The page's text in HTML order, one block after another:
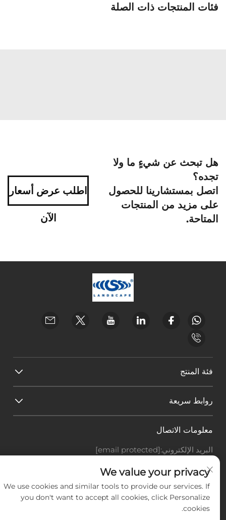
فئات المنتجات ذات الصلة
هل تبحث عن شيءٍ ما ولا
تجده؟
اتصل بمستشارينا للحصول
على مزيد من المنتجات
المتاحة.
اطلب عرض أسعار
الآن
فئة المنتج
روابط سريعة
معلومات الاتصال
البريد الإلكتروني:[email protected]
هاتف:
Office add : غرفة 414، رقم 125، طريق هوانغيوان، منطقة
باييون، مدينة قوانغتشو، مقاطعة قوانغدونغ
حقوق النشر © شركة قوانغتشو لاندسكيب للتكنولوجيا
المحدودة، جميع الحقوق محفوظة. -
We value your privacy
We use cookies and similar tools to provide our services. If
you don't want to accept all cookies, click Personalize
cookies.